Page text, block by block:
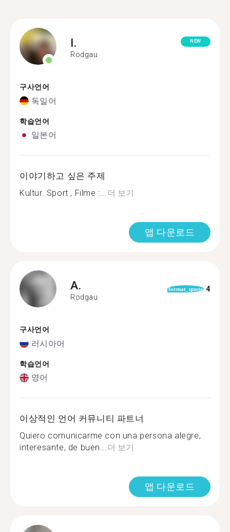
I.
Rodgau
NEW
구사언어
독일어
학습언어
일본어
이야기하고 싶은 주제
Kultur. Sport , Filme :...더 보기
앱 다운로드
A.
Rodgau
format_quote 4
구사언어
러시아어
학습언어
영어
이상적인 언어 커뮤니티 파트너
Quiero comunicarme con una persona alegre,
interesante, de buen...더 보기
앱 다운로드